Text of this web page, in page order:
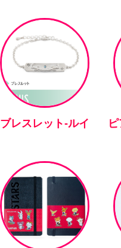
ブレスレット-ルイ